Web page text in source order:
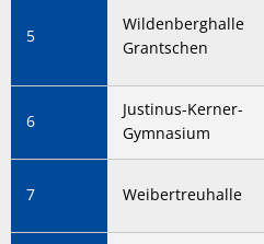
5
Wildenberghalle
Grantschen
6
Justinus-Kerner-
Gymnasium
7 Weibertreuhalle